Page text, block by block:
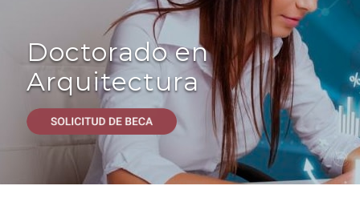
Doctorado en
Arquitectura